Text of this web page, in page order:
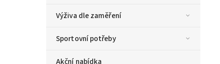
Výživa dle zaměření
Sportovní potřeby
Akční nabídka